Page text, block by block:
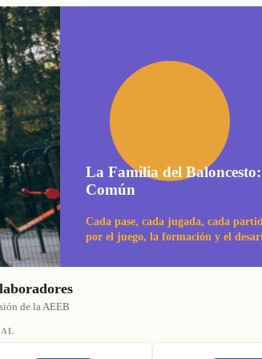
La Familia del
Común
Cada pase, cada jugada, cada
por el juego, la formación y el
de la AEEB